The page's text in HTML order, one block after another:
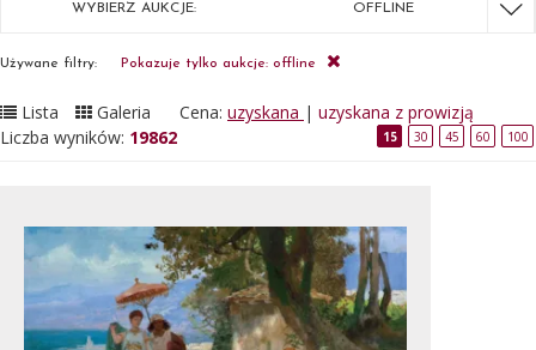
WYBIERZ AUKCJE: OFFLINE
Używane filtry: Pokazuje tylko aukcje: offline
Lista Galeria Cena: uzyskana | uzyskana z prowizją
Liczba wyników: 19862 15 30 45 60 100